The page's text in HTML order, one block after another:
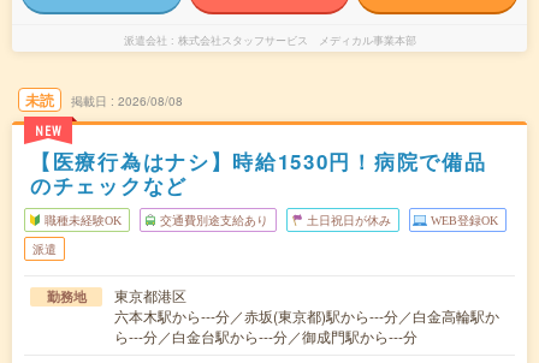
派遣会社 株式会社スタッフサービス メディカル事業本部
未読
NEW
掲載日 2026/08/08
【医療行為はナシ】時給1530円！病院で備品
のチェックなど
職種未経験OK 交通費別途支給あり 土日祝日が休み WEB登録OK
派遣
勤務地
東京都港区
六本木駅から---分／赤坂(東京都)駅から---分／白金高輪駅か
ら---分／白金台駅から---分／御成門駅から---分